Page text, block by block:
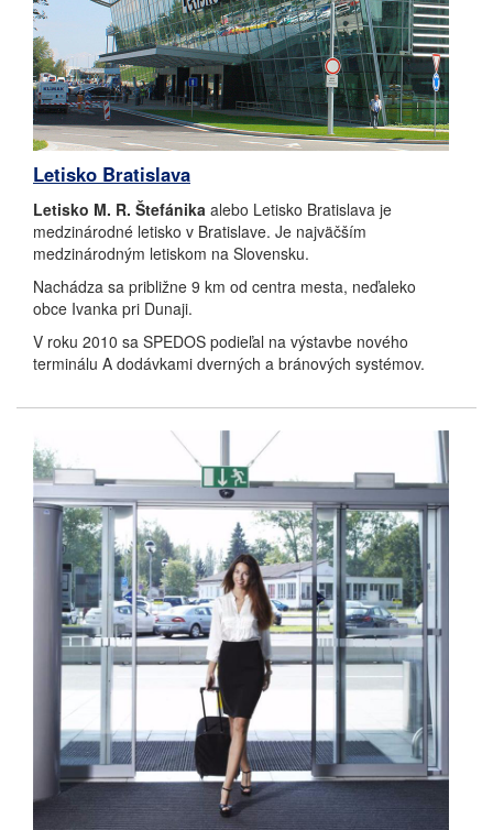
Letisko Bratislava
Letisko M. R. Štefánika alebo Letisko Bratislava je
medzinárodné letisko v Bratislave. Je najväčším
medzinárodným letiskom na Slovensku.
Nachádza sa približne 9 km od centra mesta, neďaleko
obce Ivanka pri Dunaji.
V roku 2010 sa SPEDOS podieľal na výstavbe nového
terminálu A dodávkami dverných a bránových systémov.